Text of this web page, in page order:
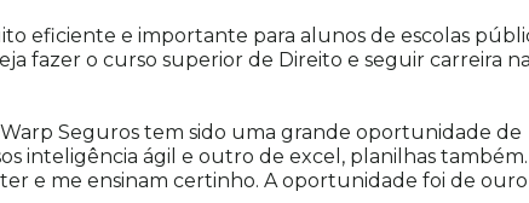
eficiente e importante para alunos de escolas
fazer o curso superior de Direito e seguir carreira
Seguros tem sido uma grande oportunidade de
inteligência ágil e outro de excel, planilhas
e me ensinam certinho. A oportunidade foi de